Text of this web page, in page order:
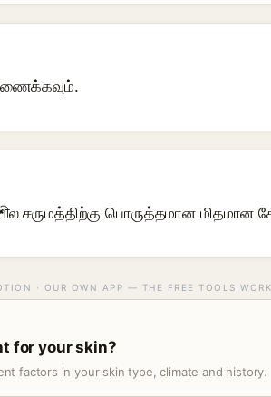
சருமத்திற்கு பொருத்தமான மிதமான
· OUR OWN APP — THE FREE TOOLS
for your skin?
factors in your skin type, climate and history.